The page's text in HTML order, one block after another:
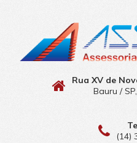
Rua XV de
Bauru /
(14)